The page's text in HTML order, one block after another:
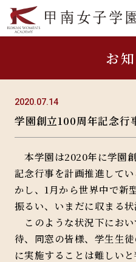
お
2020.07.14
学園創立100周年記念行
本学園は2020年に学園
記念行事を計画推進して
かし、1月から世界中で新
振るい、いまだに収まる状
このような状況下にお
待、同窓の皆様、学生生
に実施することは難しい